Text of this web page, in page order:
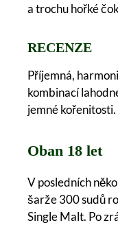
a trochu hořké
RECENZE
Příjemná,
kombinací
jemné kořenitosti.
Oban 18 let
V posledních
šarže 300 sudů
Single Malt. Po